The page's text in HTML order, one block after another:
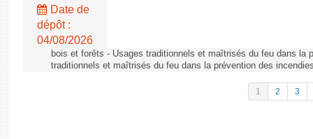
Date de
dépôt :
04/08/2026
bois et forêts - Usages traditionnels et maîtrisés du feu dans la
traditionnels et maîtrisés du feu dans la prévention des
1 2 3